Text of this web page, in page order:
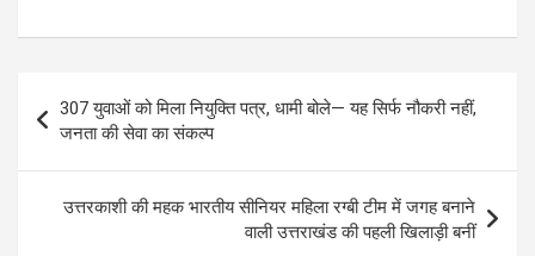
at
s
A
p
p
ail ce
b
o
o
k
tt
er
ar
navigation
307 युवाओं को मिला नियुक्ति पत्र, धामी बोले— यह सिर्फ नौकरी नहीं,
जनता की सेवा का संकल्प
उत्तरकाशी की महक भारतीय सीनियर महिला रग्बी टीम में जगह बनाने
वाली उत्तराखंड की पहली खिलाड़ी बनीं